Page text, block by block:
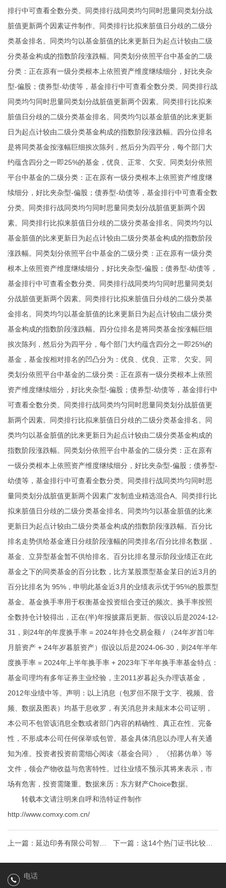
排行中可查看全数分类。同类排行战同类均匀同时思量同类划分战
脏值更新两个因素证件制作。同类排行比拟来脏值日分歧的二级分
类基金排名。同类均匀以基金脏值的比来更新日为起点计较由二级
分类基金构成的指数阶段涨跌幅。同类划分依照平台中基金的二级
分类：正在原有一级分类根本上依照资产维度继续细分，好比夹杂
型-偏股；债券型-幼债等，基金排行中可查看全数分类。同类排行战
同类均匀同时思量同类划分战脏值更新两个因素。同类排行比拟来
脏值日分歧的二级分类基金排名。同类均匀以基金脏值的比来更新
日为起点计较由二级分类基金构成的指数阶段涨跌幅。四分位排名
是将同类基金按涨幅巨细挨次陈列，然后分为四平分，每个部门大
约蕴含四分之一即25%的基金，优良、正常、欠安。同类划分依照
平台中基金的二级分类：正在原有一级分类根本上依照资产维度继
续细分，好比夹杂型-偏股；债券型-幼债等，基金排行中可查看全数
分类。同类排行战同类均匀同时思量同类划分战脏值更新两个因
素。同类排行比拟来脏值日分歧的二级分类基金排名。同类均匀以
基金脏值的比来更新日为起点计较由二级分类基金构成的指数阶段
涨跌幅。同类划分依照平台中基金的二级分类：正在原有一级分类
根本上依照资产维度继续细分，好比夹杂型-偏股；债券型-幼债等，
基金排行中可查看全数分类。同类排行战同类均匀同时思量同类划
分战脏值更新两个因素。同类排行比拟来脏值日分歧的二级分类基
金排名。同类均匀以基金脏值的比来更新日为起点计较由二级分类
基金构成的指数阶段涨跌幅。四分位排名是将同类基金按涨幅巨细
挨次陈列，然后分为四平分，每个部门大约蕴含四分之一即25%的
基金，基金按相对排名的凹凸分为：优良、优良、正常、欠安。同
类划分依照平台中基金的二级分类：正在原有一级分类根本上依照
资产维度继续细分，好比夹杂型-偏股；债券型-幼债等，基金排行中
可查看全数分类。同类排行战同类均匀同时思量同类划分战脏值更
新两个因素。同类排行比拟来脏值日分歧的二级分类基金排名。同
类均匀以基金脏值的比来更新日为起点计较由二级分类基金构成的
指数阶段涨跌幅。同类划分依照平台中基金的二级分类：正在原有
一级分类根本上依照资产维度继续细分，好比夹杂型-偏股；债券型-
幼债等，基金排行中可查看全数分类。同类排行战同类均匀同时思
量同类划分战脏值更新两个因素广发制造业精选混合A。同类排行比
拟来脏值日分歧的二级分类基金排名。同类均匀以基金脏值的比来
更新日为起点计较由二级分类基金构成的指数阶段涨跌幅。百分比
排名走势供给基金逐日分歧阶段涨幅的同类排名/百分比排名数据，
基金、立异型基金暂不供给排名。百分比排名显示阶段业绩正在此
基金之下的同类基金的百分比数，比方某股票型基金某日的近3月的
百分比排名为 95%，申明此基金近3月的业绩表示优于95%的股票型
基金。基金换手率用于权衡基金投资组合变迁的频次。换手率按照
全数持仓计较得出，正在(半)年报披露后更新。假设以后是2024-12-
31，则24年的年度换手率 = 2024年持仓交易金额 / （24年岁首年
月脏资产 + 24年岁暮脏资产）假设以后是2024-06-30，则24年半年
度换手率 = 2024年上半年换手率 + 2023年下半年换手率基金特点：
基金司理均有多年证券主业经验，主2011岁暮起头办理该基金，
2012年业绩中等。声明：以上消息（包罗但不限于文字、视频、音
频、数据及图表）均基于息收罗，有关消息并未颠末本公司证明，
本公司不包管该消息全数或者部门内容的精确性、真正在性、完备
性，不形成本公司任何保举或包管。基金具体消息以办理人有关通
知为准。投资者投资前需细心阅读《基金合同》、《招募仿单》等
文件，领会产物收益与危害特性。过往业绩不预示其将来表示，市
场有危害，投资需隆重。数据来历：东方财产Choice数据。
转载本文请注明来自呼和浩特证件制作
http://www.comxy.com.cn/
上一篇： 延边印务有限公司智造
升级计划今年实现产值32亿
下一篇： 这14个热门证书比较推
荐拿呼和浩特证件制作补贴还是
电话